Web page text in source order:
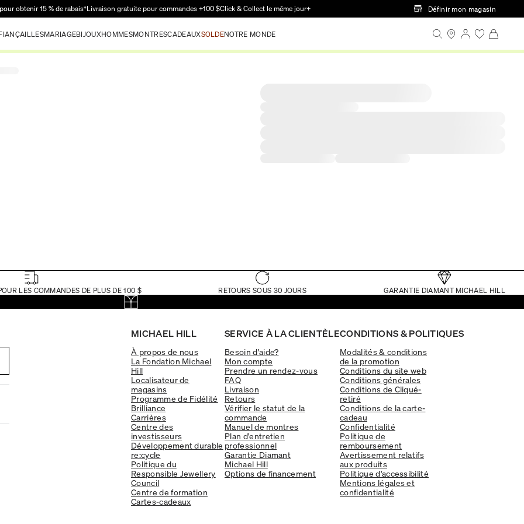
Passer au contenu principal
obtenir 15 % de rabais†Livraison gratuite pour commandes +100 $Click & Collect le même jour+ Définir mon magasin
MARIAGEBIJOUXHOMMESMONTRESCADEAUXSOLDENOTRE MONDE
LES COMMANDES DE PLUS DE 100 $ RETOURS SOUS 30 JOURS GARANTIE DIAMANT MICHAEL HILL
MICHAEL HILL
À propos de nous
La Fondation Michael
Hill
Localisateur de
magasins
Programme de Fidélité
Brilliance
Carrières
Centre des
investisseurs
Développement durable
re:cycle
Politique du
Responsible Jewellery
Council
Centre de formation
Cartes-cadeaux
SERVICE À LA CLIENTÈLE
Besoin d'aide?
Mon compte
Prendre un rendez-vous
FAQ
Livraison
Retours
Vérifier le statut de la
commande
Manuel de montres
Plan d'entretien
professionnel
Garantie Diamant
Michael Hill
Options de financement
CONDITIONS & POLITIQUES
Modalités & conditions
de la promotion
Conditions du site web
Conditions générales
Conditions de Cliqué-
retiré
Conditions de la carte-
cadeau
Confidentialité
Politique de
remboursement
Avertissement relatifs
aux produits
Politique d'accessibilité
Mentions légales et
confidentialité